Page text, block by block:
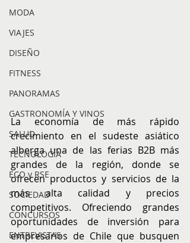
MODA
VIAJES
DISEÑO
FITNESS
PANORAMAS
GASTRONOMÍA Y VINOS
SALUD
TECNOLOGÍA
ECO y RSE
SOCIEDAD
CONCURSOS
ENTREVISTAS
La economía de más rápido
crecimiento en el sudeste asiático
alberga una de las ferias B2B más
grandes de la región, donde se
ofrecen productos y servicios de la
más alta calidad y precios
competitivos. Ofreciendo grandes
oportunidades de inversión para
empresarios de Chile que busquen